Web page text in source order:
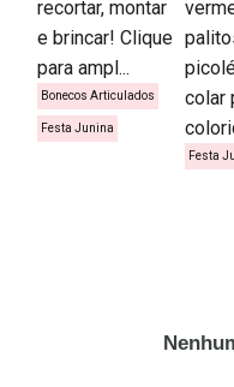
recortar, montar
e brincar! Clique
para ampl...
Bonecos Articulados
Festa Junina
colar
Festa